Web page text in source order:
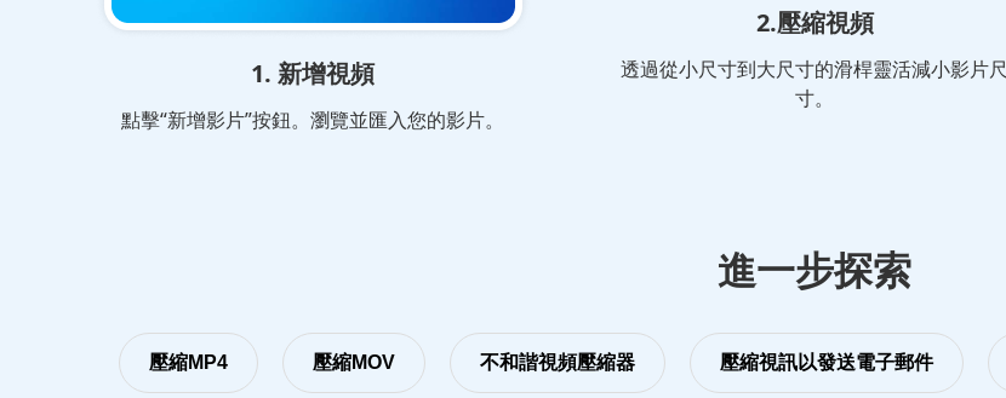
1. 新增視頻
點擊“新增影片”按鈕。瀏覽並匯入您的影片。
2.壓縮視頻
透過從小尺寸到大尺寸的滑桿靈活減小影片尺
寸。
進一步探索
壓縮MP4 壓縮MOV 不和諧視頻壓縮器 壓縮視訊以發送電子郵件